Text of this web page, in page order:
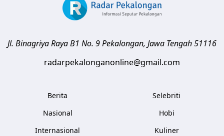
Jl. Binagriya Raya B1 No. 9Pekalongan, Jawa Tengah51116
radarpekalonganonline@gmail.com
Berita
Nasional
Internasional
Selebriti
Hobi
Kuliner